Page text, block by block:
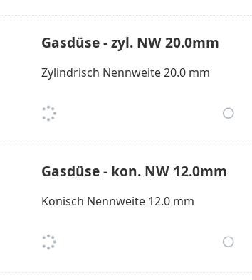
Gasdüse - zyl. NW 20.0mm
Zylindrisch Nennweite 20.0 mm
Gasdüse - kon. NW 12.0mm
Konisch Nennweite 12.0 mm